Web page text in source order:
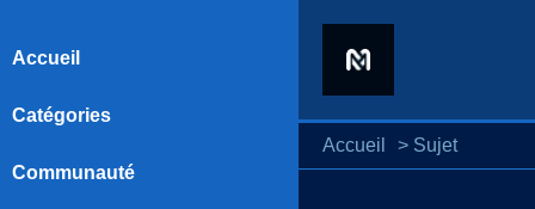
Accueil > Sujet
Accueil
Catégories
Communauté